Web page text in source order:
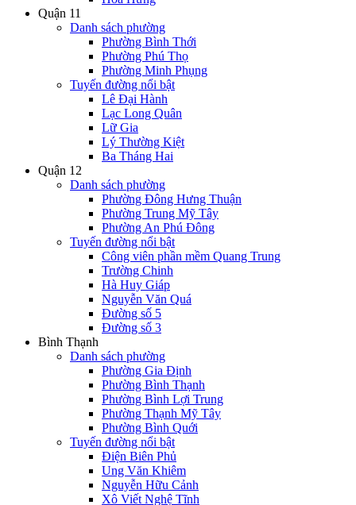
Quận 11
Danh sách phường
Phường Bình Thới
Phường Phú Thọ
Phường Minh Phụng
Tuyến đường nổi bật
Lê Đại Hành
Lạc Long Quân
Lữ Gia
Lý Thường Kiệt
Ba Tháng Hai
Quận 12
Danh sách phường
Phường Đông Hưng Thuận
Phường Trung Mỹ Tây
Phường An Phú Đông
Tuyến đường nổi bật
Công viên phần mềm Quang Trung
Trường Chinh
Hà Huy Giáp
Nguyễn Văn Quá
Đường số 5
Đường số 3
Bình Thạnh
Danh sách phường
Phường Gia Định
Phường Bình Thạnh
Phường Bình Lợi Trung
Phường Thạnh Mỹ Tây
Phường Bình Quới
Tuyến đường nổi bật
Điện Biên Phủ
Ung Văn Khiêm
Nguyễn Hữu Cảnh
Xô Viết Nghệ Tĩnh